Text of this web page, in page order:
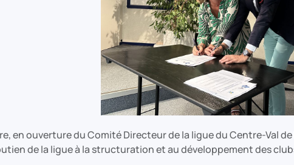
en ouverture du Comité Directeur de la ligue du Centre-Val
de la ligue à la structuration et au développement des